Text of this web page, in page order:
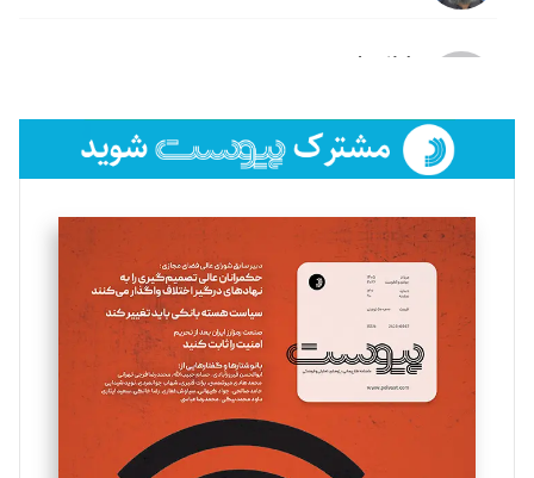
لیلا حنارود
فائزه فتحی رستمی
تحریریه
سروش کرمیان
تحریریه
مینا پاکدل